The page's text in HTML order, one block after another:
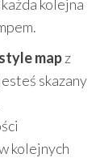
kolejna
mapz
skazany
kolejnych